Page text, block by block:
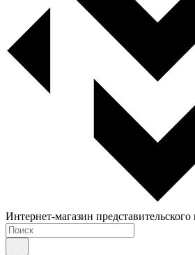
Интернет-магазин представительского